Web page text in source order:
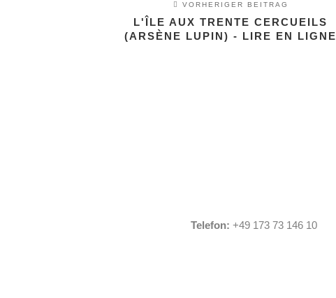
VORHERIGER BEITRAG
L'ÎLE AUX TRENTE CERCUEILS
(ARSÈNE LUPIN) - LIRE EN LIGNE
Telefon: +49 173 73 146 10